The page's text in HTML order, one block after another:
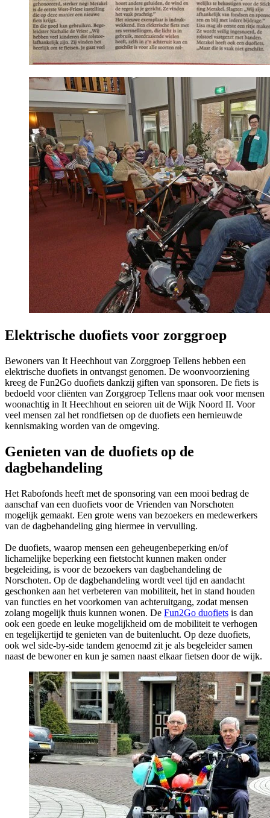
Elektrische duofiets voor zorggroep
Bewoners van It Heechhout van Zorggroep Tellens hebben een
elektrische duofiets in ontvangst genomen. De woonvoorziening
kreeg de Fun2Go duofiets dankzij giften van sponsoren. De fiets is
bedoeld voor cliënten van Zorggroep Tellens maar ook voor mensen
woonachtig in It Heechhout en seioren uit de Wijk Noord II. Voor
veel mensen zal het rondfietsen op de duofiets een hernieuwde
kennismaking worden van de omgeving.
Genieten van de duofiets op de
dagbehandeling
Het Rabofonds heeft met de sponsoring van een mooi bedrag de
aanschaf van een duofiets voor de Vrienden van Norschoten
mogelijk gemaakt. Een grote wens van bezoekers en medewerkers
van de dagbehandeling ging hiermee in vervulling.
De duofiets, waarop mensen een geheugenbeperking en/of
lichamelijke beperking een fietstocht kunnen maken onder
begeleiding, is voor de bezoekers van dagbehandeling de
Norschoten. Op de dagbehandeling wordt veel tijd en aandacht
geschonken aan het verbeteren van mobiliteit, het in stand houden
van functies en het voorkomen van achteruitgang, zodat mensen
zolang mogelijk thuis kunnen wonen. De Fun2Go duofiets is dan
ook een goede en leuke mogelijkheid om de mobiliteit te verhogen
en tegelijkertijd te genieten van de buitenlucht. Op deze duofiets,
ook wel side-by-side tandem genoemd zit je als begeleider samen
naast de bewoner en kun je samen naast elkaar fietsen door de wijk.